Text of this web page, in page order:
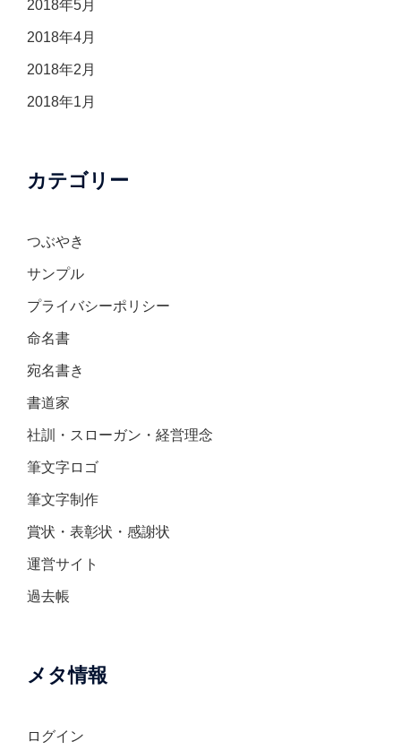
2018年5月
2018年4月
2018年2月
2018年1月
カテゴリー
つぶやき
サンプル
プライバシーポリシー
命名書
宛名書き
書道家
社訓・スローガン・経営理念
筆文字ロゴ
筆文字制作
賞状・表彰状・感謝状
運営サイト
過去帳
メタ情報
ログイン